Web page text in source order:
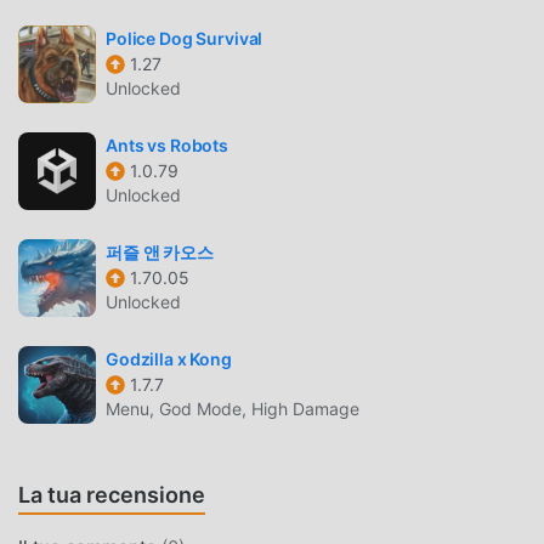
moddroid non solo ti fornisce l'ultima versione di Tiny
Clash! 1.8.0gratuitamente, ma fornisce anche Menu/Free
Rewardsmod gratuitamente, aiutandoti a salvare l'attività
godere della gioia portata dal gioco stesso. moddroid
promette che qualsiasi mod di Tiny Clash! non addebiterà
alcuna commissione ai giocatori ed è sicura al 100%,
disponibile e gratuita da installare. Basta scaricare il client
moddroid, puoi scaricare e installare Tiny Clash! 1.8.0 con
un clic. Cosa aspetti, scarica moddroid e gioca!
GAMEPLAY UNICO
Tiny Clash! Essendo un popolare gioco strategy, il suo
gameplay unico lo ha aiutato a conquistare un gran numero
strategy, in Tiny Clash! , devi solo seguire il tutorial per
principianti, così puoi facilmente avviare l'intero gioco e
Police Dog Survival
1.27
Unlocked
Ants vs Robots
1.0.79
Unlocked
퍼즐 앤 카오스
1.70.05
Unlocked
Godzilla x Kong
1.7.7
Menu, God Mode, High Damage
La tua recensione